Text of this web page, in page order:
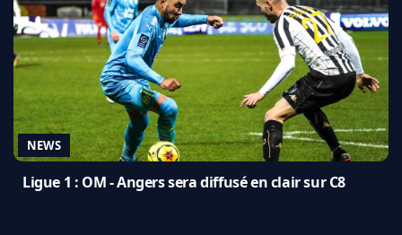
NEWS
Ligue 1 : OM - Angers sera diffusé en clair sur C8